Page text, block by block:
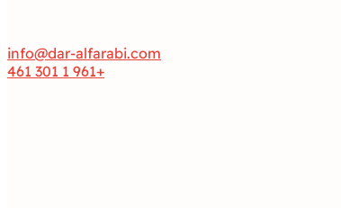
info@dar-alfarabi.com
+961 1 301 461